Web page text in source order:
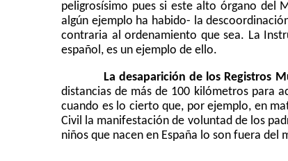
peligrosísimo pues si este alto órgano del
algún ejemplo ha habido- la
contraria al ordenamiento que sea. La
español, es un ejemplo de ello.
La desaparición de los Registros
distancias de más de 100 kilómetrospara
cuando es lo cierto que, por ejemplo, en
Civil la manifestación de voluntad de los
niños que nacen en España lo son fuera del